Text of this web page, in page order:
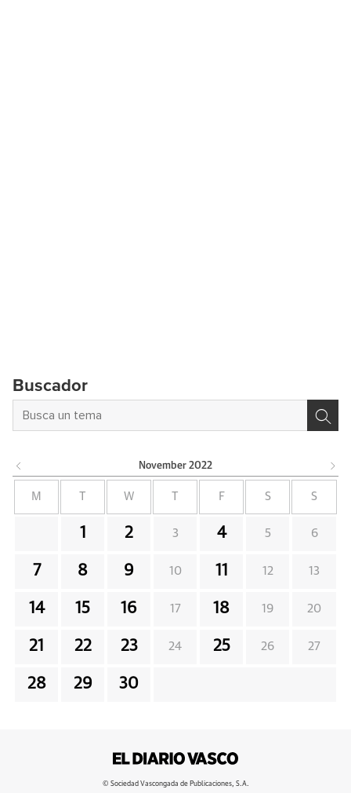
Buscador
November 2022
M T W T F S S
1 2 3 4 5 6
7 8 9 10 11 12 13
14 15 16 17 18 19 20
21 22 23 24 25 26 27
28 29 30
© Sociedad Vascongada de Publicaciones, S.A.